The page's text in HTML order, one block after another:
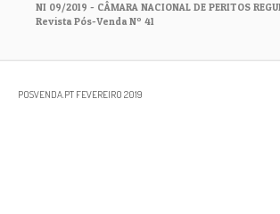
NI 09/2019 - CÂMARA NACIONAL DE PERITOS
Revista Pós-Venda Nº 41
POSVENDA.PT FEVEREIRO 2019